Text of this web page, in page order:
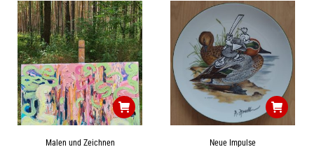
Malen und Zeichnen Neue Impulse